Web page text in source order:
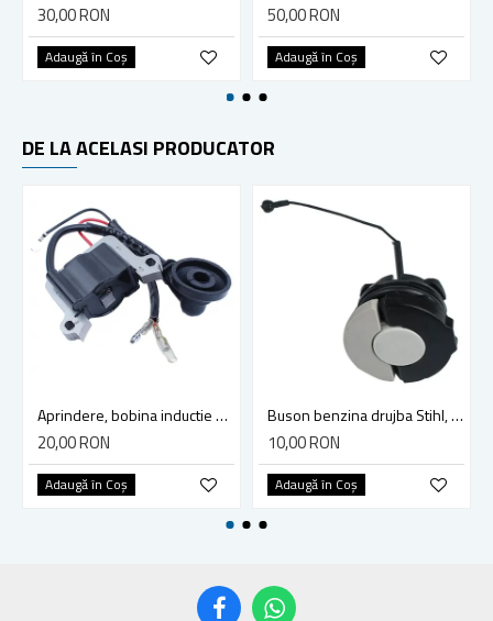
30,00 RON
Adaugă în Coş
50,00 RON
Adaugă în Coş
DE LA ACELASI PRODUCATOR
Aprindere, bobina inductie motocoasa chinezeasca TL43 TL 52, Ruris Dac 210, Dac 310
20,00 RON
Adaugă în Coş
Buson benzina drujba Stihl, model cu clapeta
10,00 RON
Adaugă în Coş